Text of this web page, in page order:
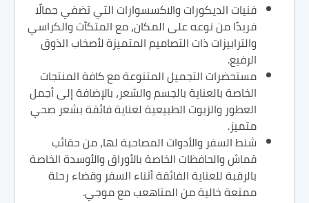
فنيات الديكورات والاكسسوارات التي تضفي جمالًا
فريدًا من نوعه على المكان، مع المتكآت والكراسي
والترابيزات ذات التصاميم المتميزة لأصخاب الذوق
الرفيع.
مستحضرات التجميل المتنوعة مع كافة المنتجات
الخاصة بالعناية بالجسم والشعر، بالإضافة إلى أجمل
العطور والزيوت الطبيعية لعناية فائقة بشعر صحي
متميز.
شنط السفر والأدوات المصاحبة لها، من حقائب
قماش والحافظات الخاصة بالأوراق والأوسدة الخاصة
بالرقبة للعناية الفائقة أثناء السفر وقضاء رحلة
ممتعة خالية من المتاهعب مع موجي.